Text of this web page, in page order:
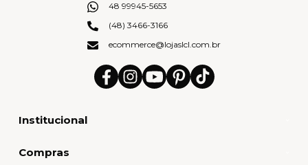
Institucional
Compras
48 99945-5653
(48) 3466-3166
ecommerce@lojaslcl.com.br